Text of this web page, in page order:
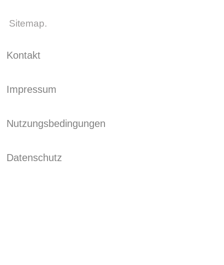
Sitemap.
Kontakt
Impressum
Nutzungsbedingungen
Datenschutz